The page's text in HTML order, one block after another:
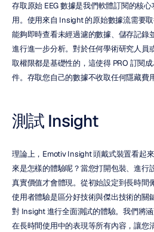
存取原始 EEG 數據是我們軟體訂閱的核
用。使用來自 Insight 的原始數據流需要
能夠即時查看未經過濾的數據、儲存記錄
進行進一步分析。對於任何學術研究人員
取權限都是基礎性的，這使得 PRO 訂閱
件。存取您自己的數據不收取任何隱藏費
測試 Insight
理論上，Emotiv Insight 頭戴式裝置看起
來是怎樣的體驗呢？當您打開包裝、進行
真實價值才會體現。從初始設定到長時間
使用者體驗是區分好技術與傑出技術的關
對 Insight 進行全面測試的體驗。我們將
在長時間使用中的表現等所有內容，讓您